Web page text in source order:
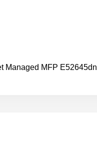
Managed MFP E52645dn